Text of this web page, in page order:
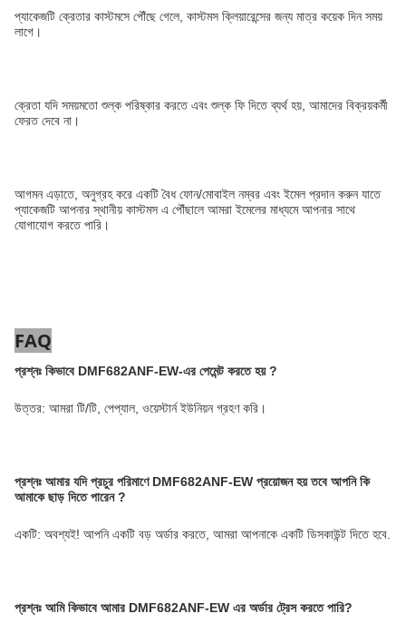
প্যাকেজটি ক্রেতার কাস্টমসে পৌঁছে গেলে, কাস্টমস ক্লিয়ারেন্সের জন্য মাত্র কয়েক দিন সময়
লাগে।
ক্রেতা যদি সময়মতো শুল্ক পরিষ্কার করতে এবং শুল্ক ফি দিতে ব্যর্থ হয়, আমাদের বিক্রয়কর্মী
ফেরত দেবে না।
আগমন এড়াতে, অনুগ্রহ করে একটি বৈধ ফোন/মোবাইল নম্বর এবং ইমেল প্রদান করুন যাতে
প্যাকেজটি আপনার স্থানীয় কাস্টমস এ পৌঁছালে আমরা ইমেলের মাধ্যমে আপনার সাথে
যোগাযোগ করতে পারি।
FAQ
প্রশ্নঃ কিভাবে DMF682ANF-EW-এর পেমেন্ট করতে হয় ?
উত্তর: আমরা টি/টি, পেপ্যাল, ওয়েস্টার্ন ইউনিয়ন গ্রহণ করি।
প্রশ্নঃ আমার যদি প্রচুর পরিমাণে DMF682ANF-EW প্রয়োজন হয় তবে আপনি কি
আমাকে ছাড় দিতে পারেন ?
একটি: অবশ্যই! আপনি একটি বড় অর্ডার করতে, আমরা আপনাকে একটি ডিসকাউন্ট দিতে হবে.
প্রশ্নঃ আমি কিভাবে আমার DMF682ANF-EW এর অর্ডার ট্রেস করতে পারি?